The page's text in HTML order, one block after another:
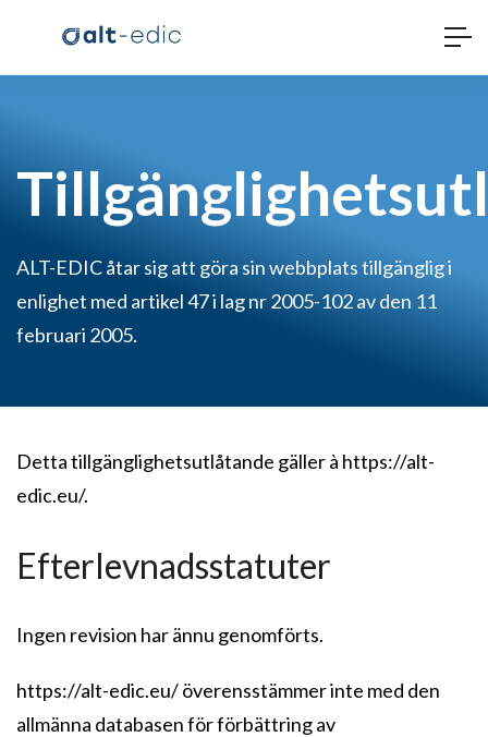
ALT-EDIC åtar sig att göra sin webbplats tillgänglig i
enlighet med artikel 47 i lag nr 2005-102 av den 11
februari 2005.
Detta tillgänglighetsutlåtande gäller à https://alt-
edic.eu/.
Efterlevnadsstatuter
Ingen revision har ännu genomförts.
https://alt-edic.eu/ överensstämmer inte med den
allmänna databasen för förbättring av